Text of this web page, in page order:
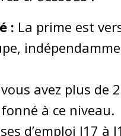
: La prime est
avez plus de
à ce niveau.
d’emploi I17 à